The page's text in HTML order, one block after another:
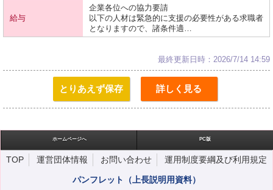
給与
企業各位への協力要請
以下の人材は緊急的に支援の必要性がある求職者
となりますので、諸条件適…
最終更新日時：2026/7/14 14:59
とりあえず保存 詳しく見る
ホームページへ PC版
TOP 運営団体情報 お問い合わせ 運用制度要綱及び利用規定
パンフレット（上長説明用資料）